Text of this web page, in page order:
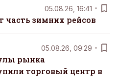
05.08.26, 16:41
часть зимних рейсов
05.08.26, 09:29
рынка
торговый центр в